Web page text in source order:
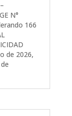
N°
166
de 2026,